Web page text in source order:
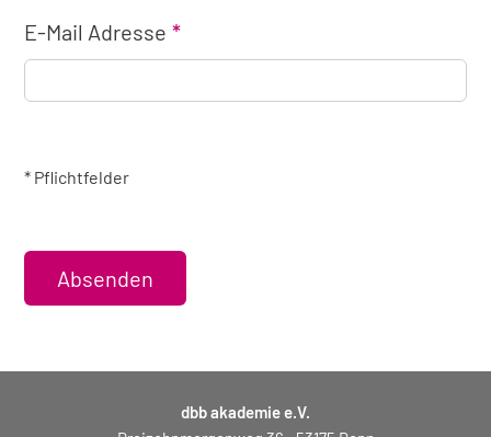
E-Mail Adresse
* Pflichtfelder
Absenden
dbb akademie e.V.